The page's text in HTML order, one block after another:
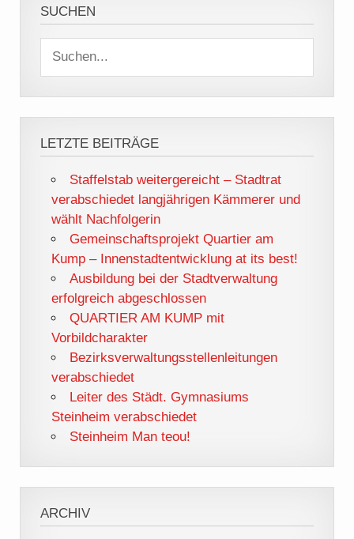
SUCHEN
LETZTE BEITRÄGE
Staffelstab weitergereicht – Stadtrat
verabschiedet langjährigen Kämmerer und
wählt Nachfolgerin
Gemeinschaftsprojekt Quartier am
Kump – Innenstadtentwicklung at its best!
Ausbildung bei der Stadtverwaltung
erfolgreich abgeschlossen
QUARTIER AM KUMP mit
Vorbildcharakter
Bezirksverwaltungsstellenleitungen
verabschiedet
Leiter des Städt. Gymnasiums
Steinheim verabschiedet
Steinheim Man teou!
ARCHIV